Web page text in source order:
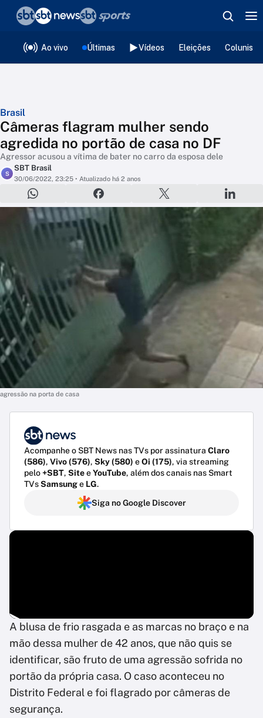
Ao vivo Últimas Vídeos Eleições
Brasil
Câmeras flagram mulher sendo
agredida no portão de casa no DF
Agressor acusou a vítima de bater no carro da esposa dele
S
SBT Brasil
30/06/2022, 23:25 • Atualizado há 2 anos
agressão na porta de casa
Acompanhe o SBT News nas TVs por assinatura Claro
(586), Vivo (576), Sky (580) eOi (175), via streaming
pelo+SBT, SiteeYouTube, além dos canais nas Smart
TVsSamsunge LG.
Siga no Google Discover
A blusa de frio rasgada e as marcas no braço e na
mão dessa mulher de 42 anos, que não quis se
identificar, são fruto de uma agressão sofrida no
portão da própria casa. O caso aconteceu no
Distrito Federal e foi flagrado por câmeras de
segurança.
❮voltar
Editorias